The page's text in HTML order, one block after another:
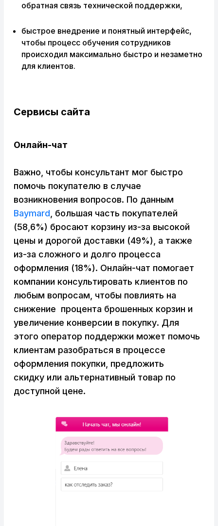
обратная связь технической поддержки,
быстрое внедрение и понятный интерфейс,
чтобы процесс обучения сотрудников
происходил максимально быстро и незаметно
для клиентов.
Сервисы сайта
Онлайн-чат
Важно, чтобы консультант мог быстро
помочь покупателю в случае
возникновения вопросов. По данным
Baymard, большая часть покупателей
(58,6%) бросают корзину из-за высокой
цены и дорогой доставки (49%), а также
из-за сложного и долго процесса
оформления (18%). Онлайн-чат помогает
компании консультировать клиентов по
любым вопросам, чтобы повлиять на
снижение процента брошенных корзин и
увеличение конверсии в покупку. Для
этого оператор поддержки может помочь
клиентам разобраться в процессе
оформления покупки, предложить
скидку или альтернативный товар по
доступной цене.